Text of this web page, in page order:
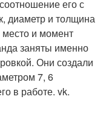
его с
диаметр и толщина
и момент
заняты именно
Они создали
7, 6
в работе. vk.